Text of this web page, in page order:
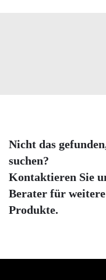
Nicht das
suchen?
Kontaktieren Sie
Berater für
Produkte.